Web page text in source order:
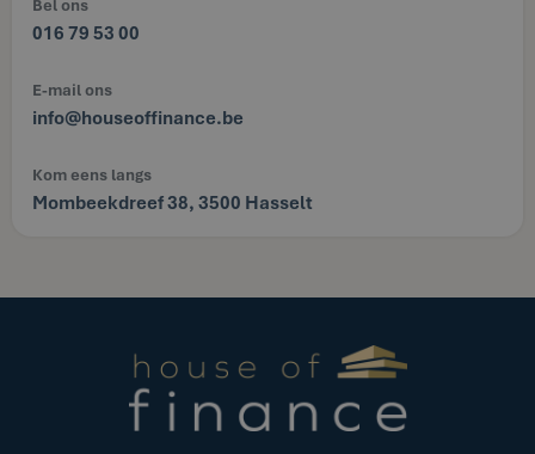
Bel ons
016 79 53 00
E-mail ons
info@houseoffinance.be
Kom eens langs
Mombeekdreef 38, 3500 Hasselt